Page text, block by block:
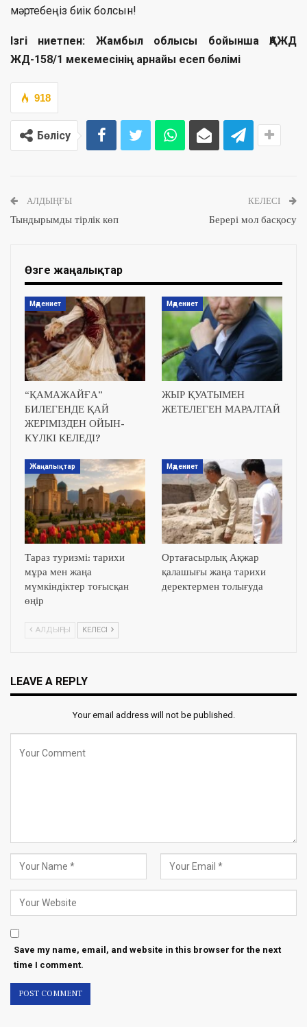
мәртебеңіз биік болсын!
Ізгі ниетпен: Жамбыл облысы бойынша ҚАЖД
ЖД-158/1 мекемесінің арнайы есеп бөлімі
918
Бөлісу
АЛДЫҢҒЫ
Тындырымды тірлік көп
КЕЛЕСІ
Берері мол басқосу
Өзге жаңалықтар
Мәдениет
“ҚАМАЖАЙҒА”
БИЛЕГЕНДЕ ҚАЙ
ЖЕРІМІЗДЕН ОЙЫН-
КҮЛКІ КЕЛЕДІ?
Мәдениет
ЖЫР ҚУАТЫМЕН
ЖЕТЕЛЕГЕН МАРАЛТАЙ
Жаңалықтар
Тараз туризмі: тарихи
мұра мен жаңа
мүмкіндіктер тоғысқан
өңір
Мәдениет
Ортағасырлық Ақжар
қалашығы жаңа тарихи
деректермен толығуда
АЛДЫҢҒЫ КЕЛЕСІ
LEAVE A REPLY
Your email address will not be published.
Save my name, email, and website in this browser for the next
time I comment.